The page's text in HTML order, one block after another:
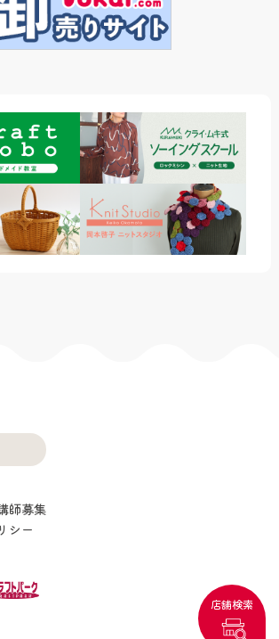
店舗検索
師募集
シー